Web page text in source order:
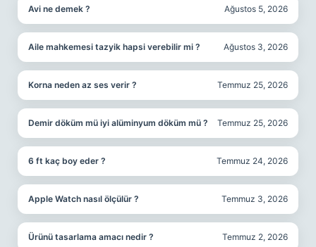
Avi ne demek ? Ağustos 5, 2026
Aile mahkemesi tazyik hapsi verebilir mi ? Ağustos 3, 2026
Korna neden az ses verir ? Temmuz 25, 2026
Demir döküm mü iyi alüminyum döküm mü ? Temmuz 25, 2026
6 ft kaç boy eder ? Temmuz 24, 2026
Apple Watch nasıl ölçülür ? Temmuz 3, 2026
Ürünü tasarlama amacı nedir ? Temmuz 2, 2026